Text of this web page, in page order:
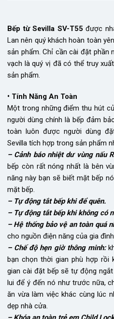
Bếp từ Sevilla SV-T55 được
Lan nên quý khách hoàn toàn
sản phẩm. Chỉ cần cài đặt phần
vạch là quý vị đã có thể truy
sản phẩm.
• Tính Năng An Toàn
Một trong những điểm thu hút
người dùng chính là bếp đảm
toàn luôn được người dùng
Sevilla tích hợp trong sản phẩm
– Cảnh báo nhiệt dư vùng nấu
bếp còn rất nóng nhất là bên
năng này bạn sẽ biết mặt bếp
mặt bếp.
– Tự động tắt bếp khi để quên.
– Tự động tắt bếp khi không có
– Hệ thống bảo vệ an toàn quá
cho nguồn điện năng của gia
– Chế độ hẹn giờ thông minh:
bạn chọn thời gian phù hợp rồi
gian cài đặt bếp sẽ tự động
lui để ý đến nó như trước nữa,
ăn vừa làm việc khác cùng lúc
dẹp nhà cửa.